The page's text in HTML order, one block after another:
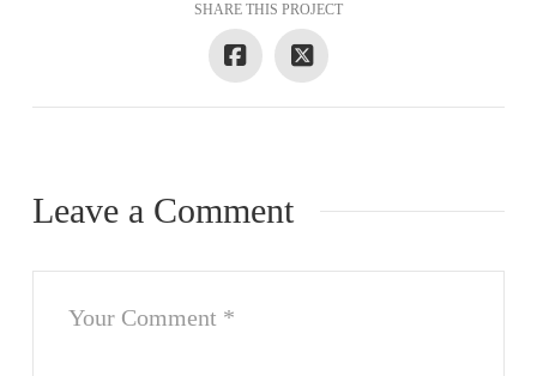
SHARE THIS PROJECT
Leave a Comment